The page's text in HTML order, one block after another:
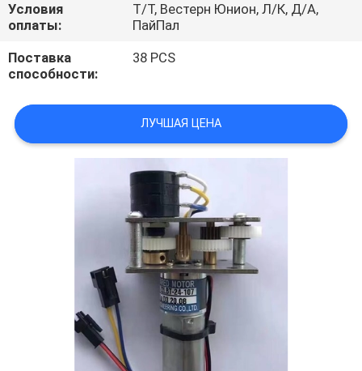
КАРТА
САЙТА
PRIVACY
POLICY
Условия
оплаты:
Т/Т, Вестерн Юнион, Л/К, Д/А,
ПайПал
Поставка
способности:
38 PCS
ЛУЧШАЯ ЦЕНА